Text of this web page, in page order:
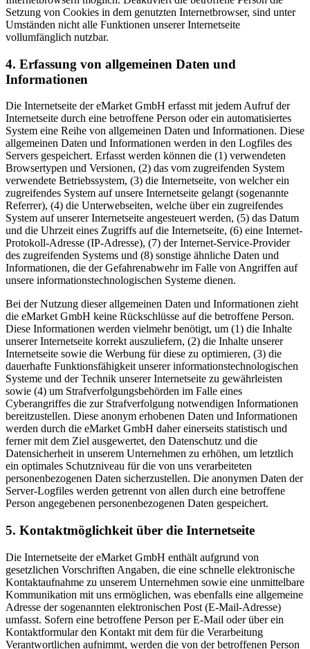
Setzung von Cookies in dem genutzten Internetbrowser, sind unter
Umständen nicht alle Funktionen unserer Internetseite
vollumfänglich nutzbar.
4. Erfassung von allgemeinen Daten und
Informationen
Die Internetseite der eMarket GmbH erfasst mit jedem Aufruf der
Internetseite durch eine betroffene Person oder ein automatisiertes
System eine Reihe von allgemeinen Daten und Informationen. Diese
allgemeinen Daten und Informationen werden in den Logfiles des
Servers gespeichert. Erfasst werden können die (1) verwendeten
Browsertypen und Versionen, (2) das vom zugreifenden System
verwendete Betriebssystem, (3) die Internetseite, von welcher ein
zugreifendes System auf unsere Internetseite gelangt (sogenannte
Referrer), (4) die Unterwebseiten, welche über ein zugreifendes
System auf unserer Internetseite angesteuert werden, (5) das Datum
und die Uhrzeit eines Zugriffs auf die Internetseite, (6) eine Internet-
Protokoll-Adresse (IP-Adresse), (7) der Internet-Service-Provider
des zugreifenden Systems und (8) sonstige ähnliche Daten und
Informationen, die der Gefahrenabwehr im Falle von Angriffen auf
unsere informationstechnologischen Systeme dienen.
Bei der Nutzung dieser allgemeinen Daten und Informationen zieht
die eMarket GmbH keine Rückschlüsse auf die betroffene Person.
Diese Informationen werden vielmehr benötigt, um (1) die Inhalte
unserer Internetseite korrekt auszuliefern, (2) die Inhalte unserer
Internetseite sowie die Werbung für diese zu optimieren, (3) die
dauerhafte Funktionsfähigkeit unserer informationstechnologischen
Systeme und der Technik unserer Internetseite zu gewährleisten
sowie (4) um Strafverfolgungsbehörden im Falle eines
Cyberangriffes die zur Strafverfolgung notwendigen Informationen
bereitzustellen. Diese anonym erhobenen Daten und Informationen
werden durch die eMarket GmbH daher einerseits statistisch und
ferner mit dem Ziel ausgewertet, den Datenschutz und die
Datensicherheit in unserem Unternehmen zu erhöhen, um letztlich
ein optimales Schutzniveau für die von uns verarbeiteten
personenbezogenen Daten sicherzustellen. Die anonymen Daten der
Server-Logfiles werden getrennt von allen durch eine betroffene
Person angegebenen personenbezogenen Daten gespeichert.
5. Kontaktmöglichkeit über die Internetseite
Die Internetseite der eMarket GmbH enthält aufgrund von
gesetzlichen Vorschriften Angaben, die eine schnelle elektronische
Kontaktaufnahme zu unserem Unternehmen sowie eine unmittelbare
Kommunikation mit uns ermöglichen, was ebenfalls eine allgemeine
Adresse der sogenannten elektronischen Post (E-Mail-Adresse)
umfasst. Sofern eine betroffene Person per E-Mail oder über ein
Kontaktformular den Kontakt mit dem für die Verarbeitung
Verantwortlichen aufnimmt, werden die von der betroffenen Person